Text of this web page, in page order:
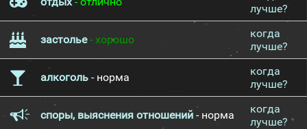
лучше?
застолье- хорошо
когда
лучше?
алкоголь - норма
когда
лучше?
споры, выяснения отношений - норма
когда
лучше?